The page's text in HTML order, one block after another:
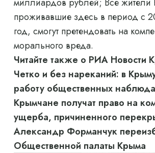
проживавшие здесь в период с
год, смогут претендовать на
морального вреда.
Читайте также о РИА Новости
Четко и без нареканий: в
работу общественных
Крымчане получат право на
ущерба, причиненного
Александр Форманчук
Общественной палаты Крыма